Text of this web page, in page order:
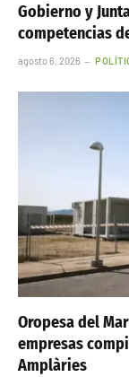
Gobierno y
competencias
agosto 6, 2026
Oropesa del
empresas
Amplàries